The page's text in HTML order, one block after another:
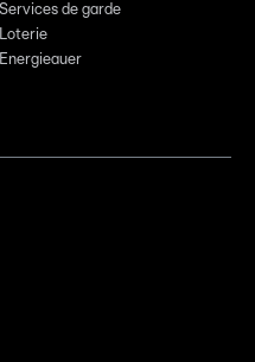
Services de garde
Loterie
Energieauer